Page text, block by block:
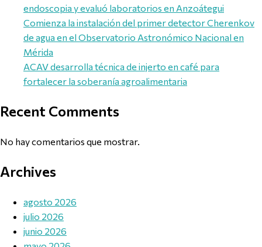
endoscopia y evaluó laboratorios en Anzoátegui
Comienza la instalación del primer detector Cherenkov
de agua en el Observatorio Astronómico Nacional en
Mérida
ACAV desarrolla técnica de injerto en café para
fortalecer la soberanía agroalimentaria
Recent Comments
No hay comentarios que mostrar.
Archives
agosto 2026
julio 2026
junio 2026